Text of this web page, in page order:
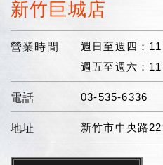
新竹巨城店
營業時間
週日至週四：
週五至週六：
電話 03-535-6336
地址 新竹市中央路